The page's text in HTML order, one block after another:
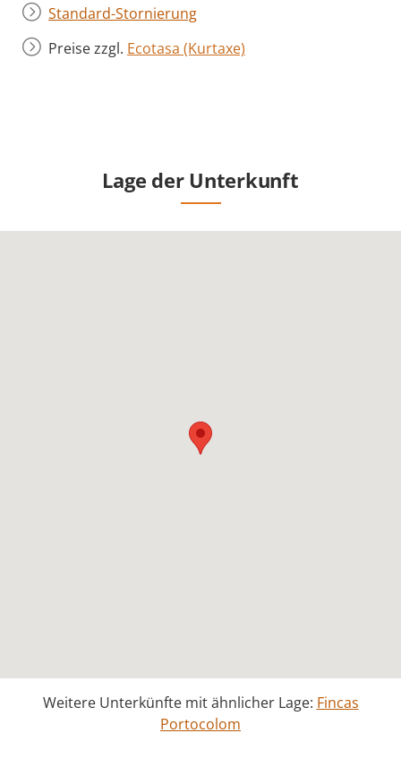
Standard-Stornierung
Preise zzgl. Ecotasa (Kurtaxe)
Lage der Unterkunft
Weitere Unterkünfte mit ähnlicher Lage: Fincas
Portocolom